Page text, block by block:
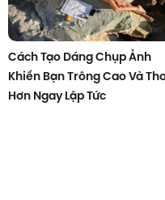
Cách Tạo Dáng Chụp Ảnh
Khiến Bạn Trông Cao Và
Hơn Ngay Lập Tức